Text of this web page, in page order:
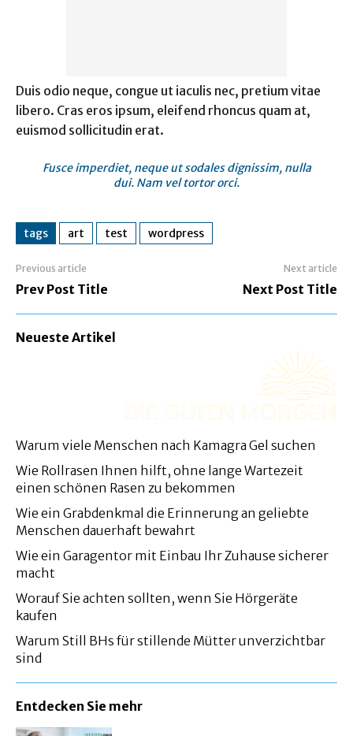
Duis odio neque, congue ut iaculis nec, pretium vitae
libero. Cras eros ipsum, eleifend rhoncus quam at,
euismod sollicitudin erat.
Fusce imperdiet, neque ut sodales dignissim, nulla
dui. Nam vel tortor orci.
tags art test wordpress
Previous article
Prev Post Title
Next article
Next Post Title
Neueste Artikel
Warum viele Menschen nach Kamagra Gel suchen
Wie Rollrasen Ihnen hilft, ohne lange Wartezeit
einen schönen Rasen zu bekommen
Wie ein Grabdenkmal die Erinnerung an geliebte
Menschen dauerhaft bewahrt
Wie ein Garagentor mit Einbau Ihr Zuhause sicherer
macht
Worauf Sie achten sollten, wenn Sie Hörgeräte
kaufen
Warum Still BHs für stillende Mütter unverzichtbar
sind
Entdecken Sie mehr